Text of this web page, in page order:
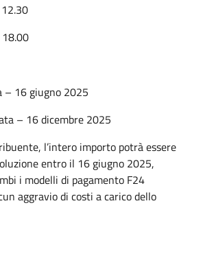
giugno 2025
16 dicembre 2025
l’intero importo potrà essere
entro il 16 giugno 2025,
i modelli di pagamento F24
aggravio di costi a carico dello